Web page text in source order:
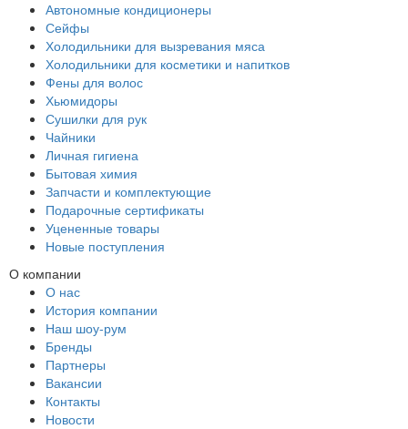
Автономные кондиционеры
Сейфы
Холодильники для вызревания мяса
Холодильники для косметики и напитков
Фены для волос
Хьюмидоры
Сушилки для рук
Чайники
Личная гигиена
Бытовая химия
Запчасти и комплектующие
Подарочные сертификаты
Уцененные товары
Новые поступления
О компании
О нас
История компании
Наш шоу-рум
Бренды
Партнеры
Вакансии
Контакты
Новости